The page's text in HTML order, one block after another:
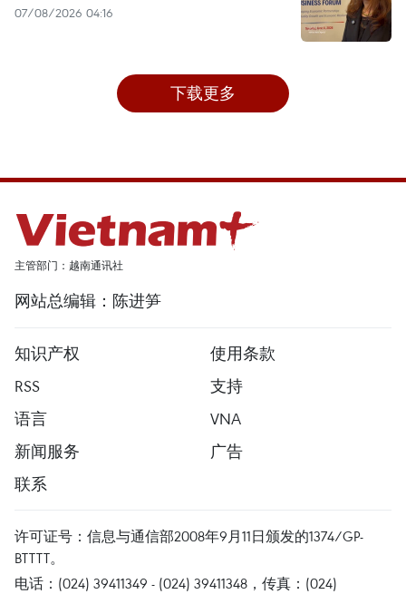
07/08/2026 04:16
下载更多
主管部门：越南通讯社
网站总编辑：陈进笋
知识产权
使用条款
RSS
支持
语言
VNA
新闻服务
广告
联系
许可证号：信息与通信部2008年9月11日颁发的1374/GP-
BTTTT。
电话：(024) 39411349 - (024) 39411348，传真：(024)